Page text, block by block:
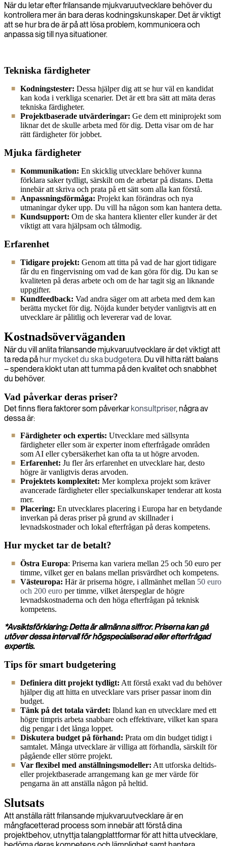
När du letar efter frilansande mjukvaruutvecklare behöver du
kontrollera mer än bara deras kodningskunskaper. Det är viktigt
att se hur bra de är på att lösa problem, kommunicera och
anpassa sig till nya situationer.
Tekniska färdigheter
Kodningstester: Dessa hjälper dig att se hur väl en kandidat
kan koda i verkliga scenarier. Det är ett bra sätt att mäta deras
tekniska färdigheter.
Projektbaserade utvärderingar: Ge dem ett miniprojekt som
liknar det de skulle arbeta med för dig. Detta visar om de har
rätt färdigheter för jobbet.
Mjuka färdigheter
Kommunikation: En skicklig utvecklare behöver kunna
förklara saker tydligt, särskilt om de arbetar på distans. Detta
innebär att skriva och prata på ett sätt som alla kan förstå.
Anpassningsförmåga: Projekt kan förändras och nya
utmaningar dyker upp. Du vill ha någon som kan hantera detta.
Kundsupport: Om de ska hantera klienter eller kunder är det
viktigt att vara hjälpsam och tålmodig.
Erfarenhet
Tidigare projekt: Genom att titta på vad de har gjort tidigare
får du en fingervisning om vad de kan göra för dig. Du kan se
kvaliteten på deras arbete och om de har tagit sig an liknande
uppgifter.
Kundfeedback: Vad andra säger om att arbeta med dem kan
berätta mycket för dig. Nöjda kunder betyder vanligtvis att en
utvecklare är pålitlig och levererar vad de lovar.
Kostnadsöverväganden
När du vill anlita frilansande mjukvaruutvecklare är det viktigt att
ta reda på hur mycket du ska budgetera. Du vill hitta rätt balans
– spendera klokt utan att tumma på den kvalitet och snabbhet
du behöver.
Vad påverkar deras priser?
Det finns flera faktorer som påverkarkonsultpriser, några av
dessa är:
Färdigheter och expertis: Utvecklare med sällsynta
färdigheter eller som är experter inom efterfrågade områden
som AI eller cybersäkerhet kan ofta ta ut högre arvoden.
Erfarenhet: Ju fler års erfarenhet en utvecklare har, desto
högre är vanligtvis deras arvoden.
Projektets komplexitet: Mer komplexa projekt som kräver
avancerade färdigheter eller specialkunskaper tenderar att kosta
mer.
Placering: En utvecklares placering i Europa har en betydande
inverkan på deras priser på grund av skillnader i
levnadskostnader och lokal efterfrågan på deras kompetens.
Hur mycket tar de betalt?
Östra Europa: Priserna kan variera mellan 25 och 50 euro per
timme, vilket ger en balans mellan prisvärdhet och kompetens.
Västeuropa: Här är priserna högre, i allmänhet mellan 50 euro
och 200 euro per timme, vilket återspeglar de högre
levnadskostnaderna och den höga efterfrågan på teknisk
kompetens.
*Avsiktsförklaring: Detta är allmänna siffror. Priserna kan gå
utöver dessa intervall för högspecialiserad eller efterfrågad
expertis.
Tips för smart budgetering
Definiera ditt projekt tydligt: Att förstå exakt vad du behöver
hjälper dig att hitta en utvecklare vars priser passar inom din
budget.
Tänk på det totala värdet: Ibland kan en utvecklare med ett
högre timpris arbeta snabbare och effektivare, vilket kan spara
dig pengar i det långa loppet.
Diskutera budget på förhand: Prata om din budget tidigt i
samtalet. Många utvecklare är villiga att förhandla, särskilt för
pågående eller större projekt.
Var flexibel med anställningsmodeller: Att utforska deltids-
eller projektbaserade arrangemang kan ge mer värde för
pengarna än att anställa någon på heltid.
Slutsats
Att anställa rätt frilansande mjukvaruutvecklare är en
mångfacetterad process som innebär att förstå dina
projektbehov, utnyttja talangplattformar för att hitta utvecklare,